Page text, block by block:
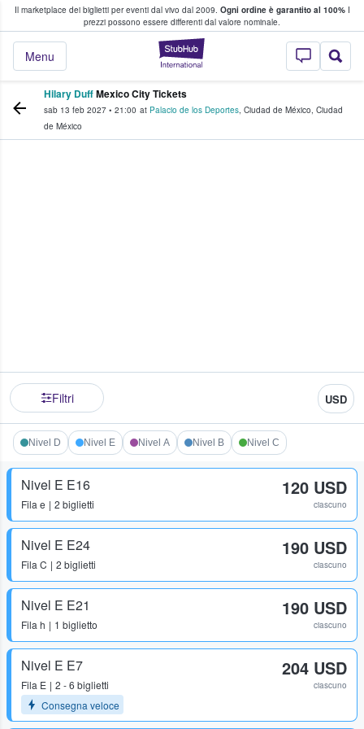
Il marketplace dei biglietti per eventi dal vivo dal 2009. Ogni ordine è garantito al 100%I
prezzi possono essere differenti dal valore nominale.
StubHub - Dove
Menu
fan comprano e vendono biglietti
Hilary DuffMexico City Tickets
sab 13 feb 2027 • 21:00 at Palacio de los Deportes, Ciudad de México, Ciudad
de México
Filtri USD
Nivel D Nivel E Nivel A Nivel B Nivel C
Nivel E E16
Fila e 2 biglietti
120 USD
ciascuno
Nivel E E24
Fila C 2 biglietti
190 USD
ciascuno
Nivel E E21
Fila h 1 biglietto
190 USD
ciascuno
Nivel E E7
Fila E
2 - 6 biglietti
Consegna veloce
204 USD
ciascuno